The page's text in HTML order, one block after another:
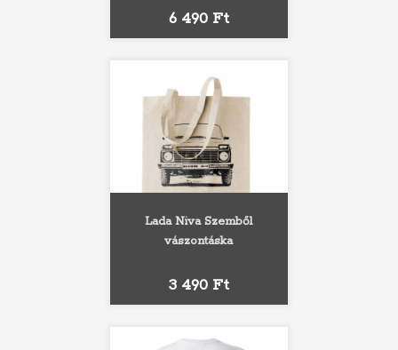
Ár
6 490 Ft
Lada Niva Szemből
vászontáska
Ár
3 490 Ft